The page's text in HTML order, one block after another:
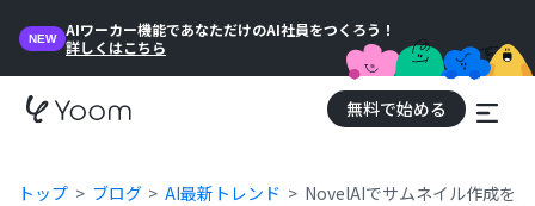
NEW
AIワーカー機能であなただけのAI社員をつくろう！
詳しくはこちら
無料で始める
トップ ブログ AI最新トレンド NovelAIでサムネイル作成を